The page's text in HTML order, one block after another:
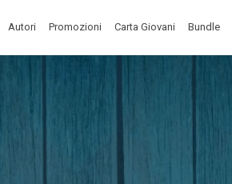
Autori Promozioni Carta Giovani Bundle